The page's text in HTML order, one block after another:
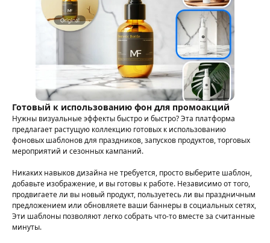
Готовый к использованию фон для промоакций
Нужны визуальные эффекты быстро и быстро? Эта платформа
предлагает растущую коллекцию готовых к использованию
фоновых шаблонов для праздников, запусков продуктов, торговых
мероприятий и сезонных кампаний.
Никаких навыков дизайна не требуется, просто выберите шаблон,
добавьте изображение, и вы готовы к работе. Независимо от того,
продвигаете ли вы новый продукт, пользуетесь ли вы праздничным
предложением или обновляете ваши баннеры в социальных сетях,
Эти шаблоны позволяют легко собрать что-то вместе за считанные
минуты.